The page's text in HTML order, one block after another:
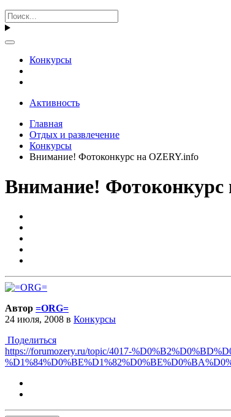
Конкурсы
Активность
Главная
Отдых и развлечение
Конкурсы
Внимание! Фотоконкурс на OZERY.info
Внимание! Фотоконкурс
Автор =ORG=
24 июля, 2008 в Конкурсы
Поделиться
https://forumozery.ru/topic/4017-